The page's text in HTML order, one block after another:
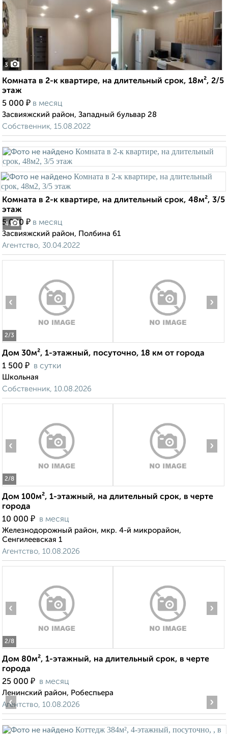
3
Комната в 2-к квартире, на длительный срок, 18м², 2/5
этаж
5 000 ₽ в месяц
Засвияжский район, Западный бульвар 28
Собственник, 15.08.2022
4
Комната в 2-к квартире, на длительный срок, 48м², 3/5
этаж
5 000 ₽ в месяц
Засвияжский район, Полбина 61
Агентство, 30.04.2022
2/3
‹ ›
Дом 30м², 1-этажный, посуточно, 18 км от города
1 500 ₽ в сутки
Школьная
Собственник, 10.08.2026
2/8
‹ ›
Дом 100м², 1-этажный, на длительный срок, в черте
города
10 000 ₽ в месяц
Железнодорожный район, мкр. 4-й микрорайон,
Сенгилеевская 1
Агентство, 10.08.2026
2/8
‹ ›
Дом 80м², 1-этажный, на длительный срок, в черте
города
25 000 ₽ в месяц
Ленинский район, Робеспьера
Агентство, 10.08.2026
‹ ›